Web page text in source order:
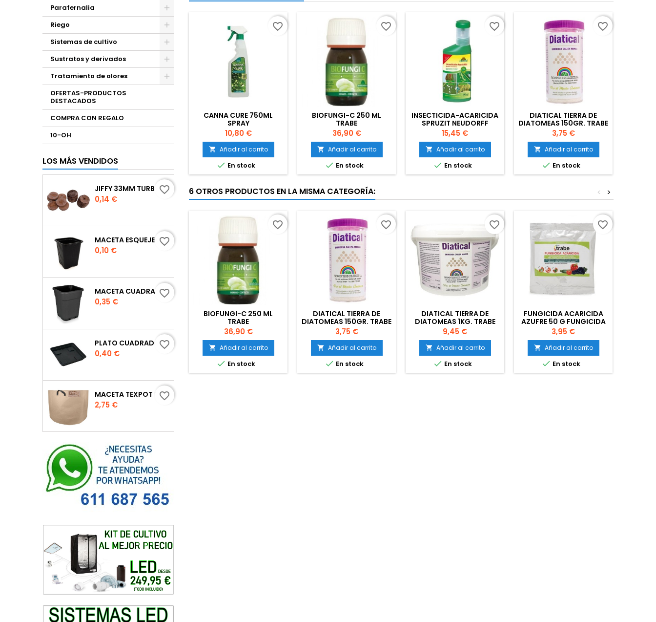
Parafernalia
Riego
Sistemas de cultivo
Sustratos y derivados
Tratamiento de olores
OFERTAS-PRODUCTOS
DESTACADOS
COMPRA CON REGALO
10-OH
LOS MÁS VENDIDOS
JIFFY 33MM TURBA
Precio
0,14 €
favorite_border
MACETA ESQUEJE 7X7X8 CM.
Precio
0,10 €
favorite_border
MACETA CUADRADA NEGRA
Precio
0,35 €
favorite_border
PLATO CUADRADO PARA MACETA
Precio
0,40 €
favorite_border
MACETA TEXPOT URBAN COLOR ARENA
Precio
2,75 €
favorite_border
CANNA CURE 750ML
SPRAY
Precio
10,80 €
 Añadir al carrito
 En stock
favorite_border
BIOFUNGI-C 250 ML
TRABE
Precio
36,90 €
 Añadir al carrito
 En stock
favorite_border
INSECTICIDA-ACARICIDA
SPRUZIT NEUDORFF
Precio
15,45 €
 Añadir al carrito
 En stock
favorite_border
DIATICAL TIERRA DE
DIATOMEAS 150GR. TRABE
Precio
3,75 €
 Añadir al carrito
 En stock
favorite_border
6 OTROS PRODUCTOS EN LA MISMA CATEGORÍA: >
<
BIOFUNGI-C 250 ML
TRABE
Precio
36,90 €
 Añadir al carrito
 En stock
favorite_border
DIATICAL TIERRA DE
DIATOMEAS 150GR. TRABE
Precio
3,75 €
 Añadir al carrito
 En stock
favorite_border
DIATICAL TIERRA DE
DIATOMEAS 1KG. TRABE
Precio
9,45 €
 Añadir al carrito
 En stock
favorite_border
FUNGICIDA ACARICIDA
AZUFRE 50 G FUNGICIDA
ACARICIDA AZUFRE 50G
TRABE
Precio
3,95 €
 Añadir al carrito
 En stock
favorite_border